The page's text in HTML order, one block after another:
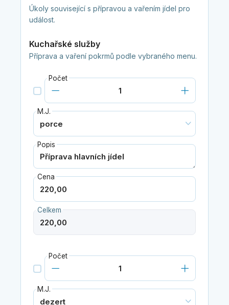
Úkoly související s přípravou a vařením jídel pro
událost.
Kuchařské služby
Příprava a vaření pokrmů podle vybraného menu.
Počet
M.J.
Popis
Cena
Celkem
Počet
M.J.